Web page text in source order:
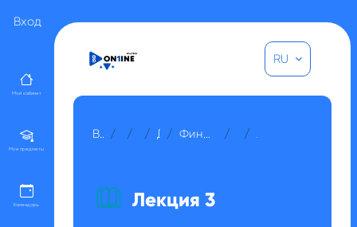
Вход
Мой кабинет
Мои предметы
Календарь
RU
В начало КурсыПрочее
Для гостей Финансовый анализ и оценка проектов МОДУЛЬ 1
Лекция 3